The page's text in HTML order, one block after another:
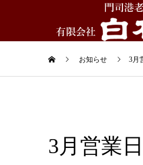
お知らせ 3月
3月営業